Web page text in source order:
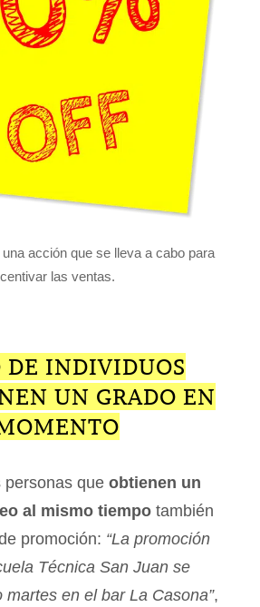
acción que se lleva a cabo para
las ventas.
DE INDIVIDUOS
UN GRADO EN
personas que obtienen un
al mismo tiempo también
promoción: “La promoción
Técnica San Juan se
en el bar La Casona”,